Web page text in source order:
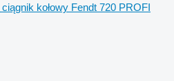
ciągnik kołowy Fendt 720 PROFI